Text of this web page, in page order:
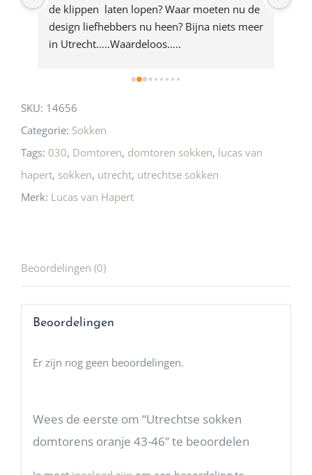
de klippen  laten lopen? Waar moeten nu de
design liefhebbers nu heen? Bijna niets meer
in Utrecht…..Waardeloos…..
SKU: 14656
Categorie: Sokken
Tags: 030, Domtoren, domtoren sokken, lucas van
hapert, sokken, utrecht, utrechtse sokken
Merk: Lucas van Hapert
Beoordelingen (0)
Beoordelingen
Er zijn nog geen beoordelingen.
Wees de eerste om “Utrechtse sokken
domtorens oranje 43-46” te beoordelen